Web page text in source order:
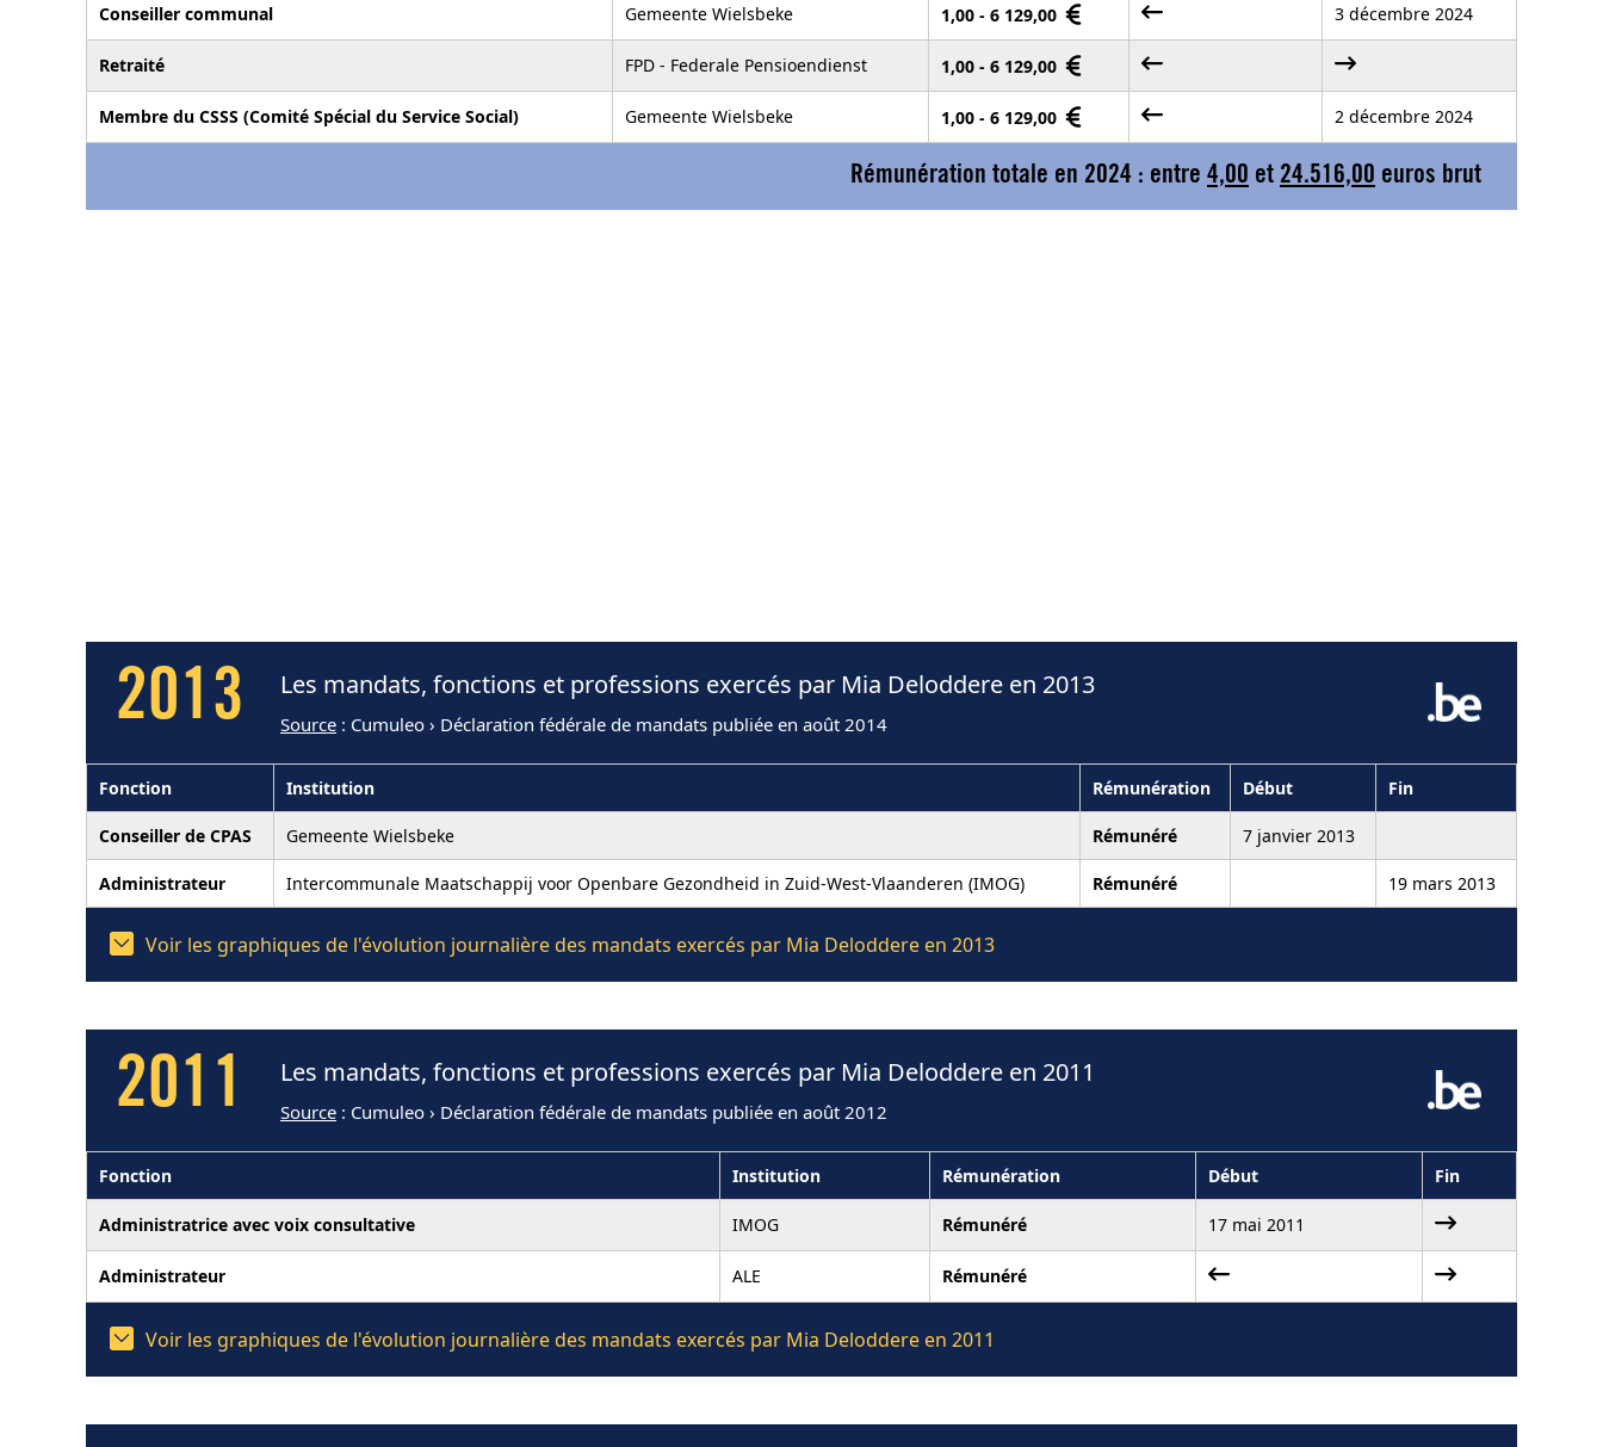
Conseiller communal Gemeente Wielsbeke 1,00 - 6 129,00 3 décembre 2024
Retraité FPD - Federale Pensioendienst 1,00 - 6 129,00
Membre du CSSS (Comité Spécial du Service Social) Gemeente Wielsbeke 1,00 - 6 129,00 2 décembre 2024
Rémunération totale en 2024 : entre 4,00 et 24.516,00 euros brut
2013 Les mandats, fonctions et professions exercés par Mia Deloddere en 2013
Source : Cumuleo › Déclaration fédérale de mandats publiée en août 2014
Fonction Institution Rémunération Début Fin
Conseiller de CPAS Gemeente Wielsbeke Rémunéré 7 janvier 2013
Administrateur Intercommunale Maatschappij voor Openbare Gezondheid in Zuid-West-Vlaanderen (IMOG) Rémunéré 19 mars 2013
Voir les graphiques de l'évolution journalière des mandats exercés par Mia Deloddere en 2013
2011 Les mandats, fonctions et professions exercés par Mia Deloddere en 2011
Source : Cumuleo › Déclaration fédérale de mandats publiée en août 2012
Fonction Institution Rémunération Début Fin
Administratrice avec voix consultative IMOG Rémunéré 17 mai 2011
Administrateur ALE Rémunéré
Voir les graphiques de l'évolution journalière des mandats exercés par Mia Deloddere en 2011